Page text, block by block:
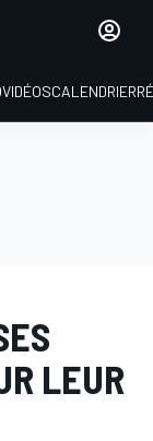
VIDÉOSCALENDRIER
LEUR